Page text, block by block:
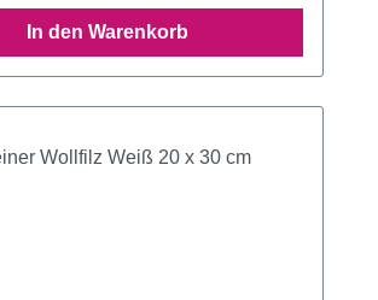
In den Warenkorb